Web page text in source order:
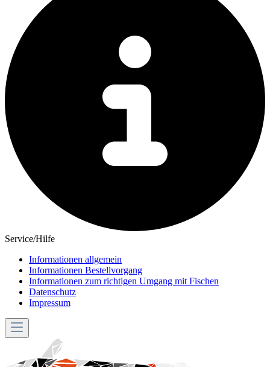
Service/Hilfe
Informationen allgemein
Informationen Bestellvorgang
Informationen zum richtigen Umgang mit Fischen
Datenschutz
Impressum